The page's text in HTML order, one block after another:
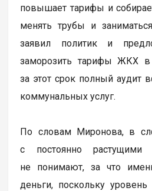
повышает тарифы и
менять трубы и
заявил политик и
заморозить тарифы ЖКХ в
за этот срок полный аудит
коммунальных услуг.
По словам Миронова, в
с постоянно растущими
не понимают, за что
деньги, поскольку